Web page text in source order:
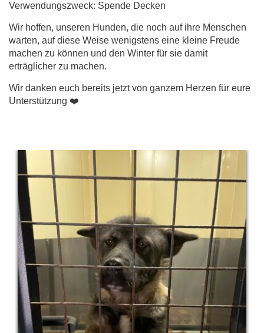
Verwendungszweck: Spende Decken
Wir hoffen, unseren Hunden, die noch auf ihre Menschen
warten, auf diese Weise wenigstens eine kleine Freude
machen zu können und den Winter für sie damit
erträglicher zu machen.
Wir danken euch bereits jetzt von ganzem Herzen für eure
Unterstützung ❤️